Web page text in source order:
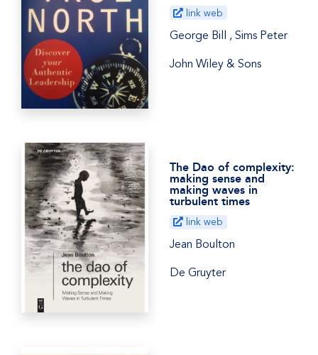
link web
George Bill , Sims Peter
John Wiley & Sons
The Dao of complexity:
making sense and
making waves in
turbulent times
link web
Jean Boulton
De Gruyter